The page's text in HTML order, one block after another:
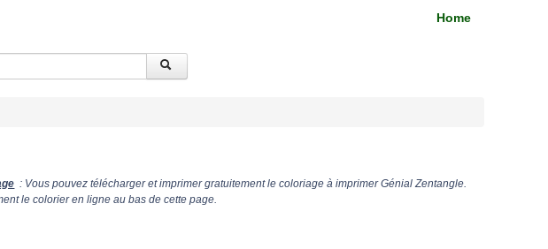
Home
: Vous pouvez télécharger et imprimer gratuitement le coloriage à imprimer Génial Zentangle.
le colorier en ligne au bas de cette page.